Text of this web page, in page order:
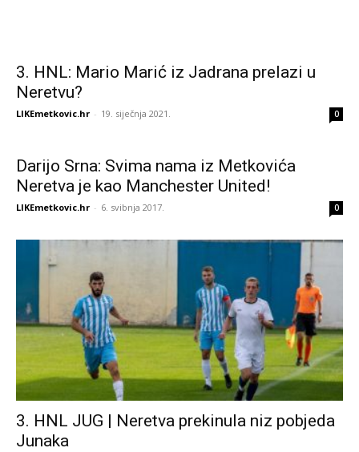
3. HNL: Mario Marić iz Jadrana prelazi u
Neretvu?
LIKEmetkovic.hr - 19. siječnja 2021. 0
Darijo Srna: Svima nama iz Metkovića
Neretva je kao Manchester United!
LIKEmetkovic.hr - 6. svibnja 2017. 0
3. HNL JUG | Neretva prekinula niz pobjeda
Junaka